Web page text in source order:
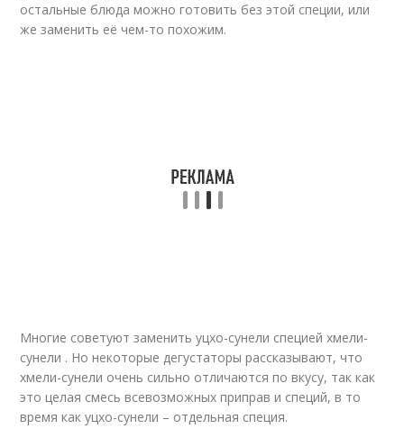
остальные блюда можно готовить без этой специи, или
же заменить её чем-то похожим.
Многие советуют заменить уцхо-сунели специей хмели-
сунели . Но некоторые дегустаторы рассказывают, что
хмели-сунели очень сильно отличаются по вкусу, так как
это целая смесь всевозможных приправ и специй, в то
время как уцхо-сунели – отдельная специя.